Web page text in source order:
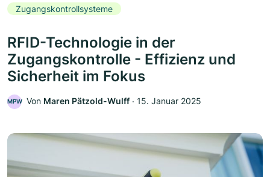
Zugangskontrollsysteme
RFID-Technologie in der
Zugangskontrolle - Effizienz und
Sicherheit im Fokus
MPW Von Maren Pätzold-Wulff ‧ 15. Januar 2025